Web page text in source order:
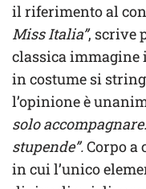
il riferimento al
Miss Italia”, scrive
classica
in costume si
l’opinione è
solo
stupende”.Corpo a
in cui l’unico